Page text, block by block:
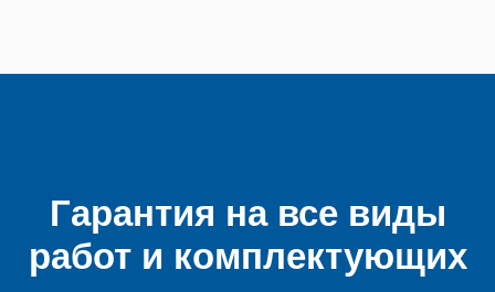
Гарантия на все виды
работ и комплектующих